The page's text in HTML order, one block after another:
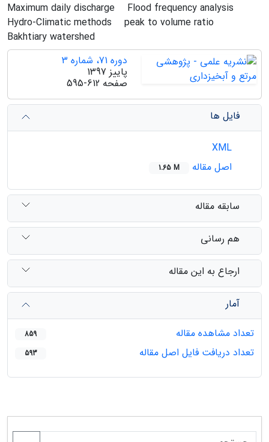
Maximum daily discharge
Flood frequency analysis
Hydro-Climatic methods
peak to volume ratio
Bakhtiary watershed
دوره 71، شماره 3
پاییز 1397
صفحه 595-612
فایل ها
اصل مقاله
1.65 M
سابقه مقاله
هم رسانی
ارجاع به این مقاله
آمار
تعداد مشاهده مقاله
859
تعداد دریافت فایل اصل مقاله 593